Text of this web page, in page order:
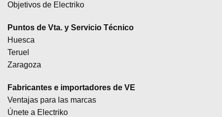
Objetivos de Electriko
Puntos de Vta. y Servicio Técnico
Huesca
Teruel
Zaragoza
Fabricantes e importadores de VE
Ventajas para las marcas
Únete a Electriko